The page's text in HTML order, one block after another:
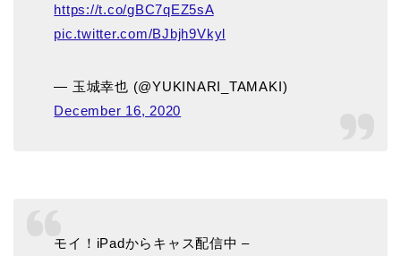
https://t.co/gBC7qEZ5sA
pic.twitter.com/BJbjh9Vkyl
— 玉城幸也 (@YUKINARI_TAMAKI)
December 16, 2020
モイ！iPadからキャス配信中 –